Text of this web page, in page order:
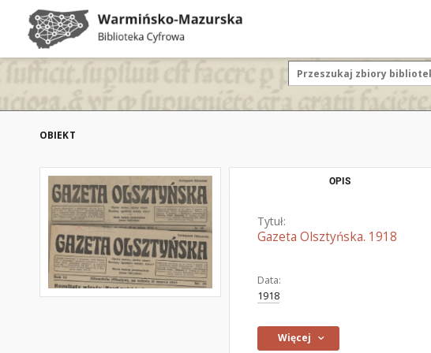
OBIEKT
OPIS
Tytuł:
Gazeta Olsztyńska. 1918
Data:
1918
Więcej